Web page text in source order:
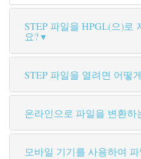
STEP 파일을 HPGL(으)로
요?
STEP 파일을 열려면 어떻
온라인으로 파일을 변환하
모바일 기기를 사용하여